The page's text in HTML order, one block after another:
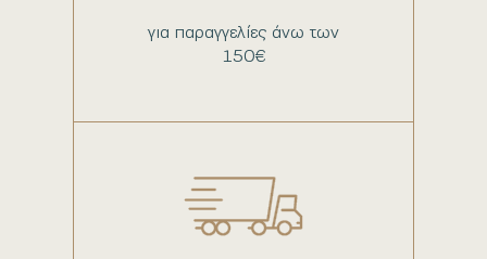
για παραγγελίες άνω των
150€